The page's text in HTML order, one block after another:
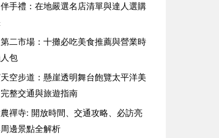
手禮：在地嚴選名店清單與達人選購
二市場：十攤必吃美食推薦與營業時
包
空步道：懸崖透明舞台飽覽太平洋美
整交通與旅遊指南
禪寺: 開放時間、交通攻略、必訪亮
邊景點全解析